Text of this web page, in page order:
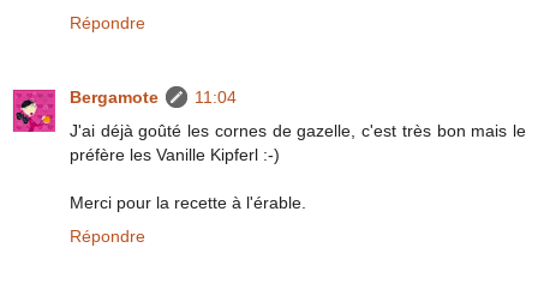
Répondre
Bergamote
11:04
J'ai déjà goûté les cornes de gazelle, c'est très bon mais le
préfère les Vanille Kipferl :-)
Merci pour la recette à l'érable.
Répondre